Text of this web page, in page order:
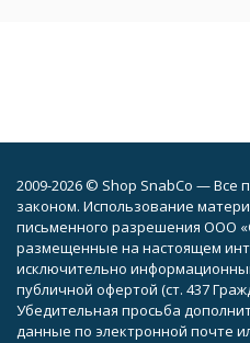
2009-2026 © Shop SnabCo —
законом. Использование
письменного разрешения ООО
размещенные на настоящем
исключительно
публичной офертой (ст. 437
Убедительная просьба
данные по электронной почте